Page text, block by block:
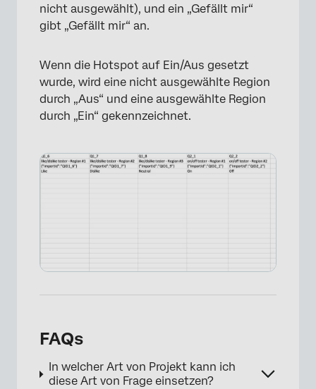
nicht ausgewählt), und ein „Gefällt mir“
gibt „Gefällt mir“ an.
Wenn die Hotspot auf Ein/Aus gesetzt
wurde, wird eine nicht ausgewählte Region
durch „Aus“ und eine ausgewählte Region
durch „Ein“ gekennzeichnet.
FAQs
In welcher Art von Projekt kann ich
diese Art von Frage einsetzen?